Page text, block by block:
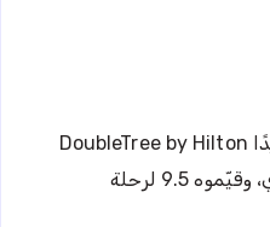
أحب الأزواج تحديدًا DoubleTree by Hilton
Minsk سلسلة فنادق: دوبل تري، وقيّموه 9.5 لرحلة